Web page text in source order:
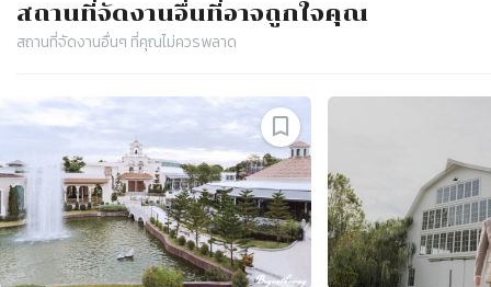
สถานที่จัดงานอื่นที่อาจถูกใจคุณ
สถานที่จัดงานอื่นๆ ที่คุณไม่ควรพลาด
Slide 1 of 4